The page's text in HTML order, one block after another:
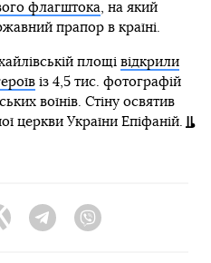
флагштока, на який
прапор в країні.
площі відкрили
із 4,5 тис. фотографій
воїнів. Стіну освятив
церкви України Епіфаній.
Twitter TelegramViber